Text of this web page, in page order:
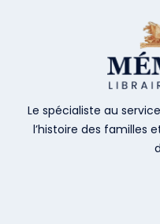
Le spécialiste au
l’histoire des familles